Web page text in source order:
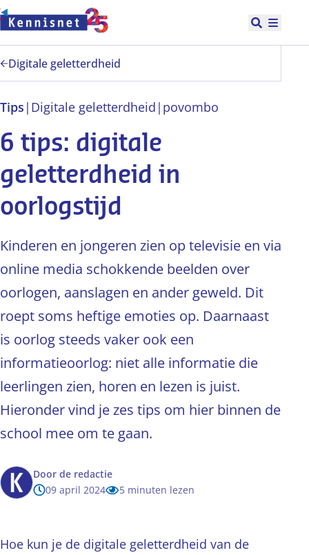
Doorgaan naar hoofdinhoud
Open
Digitale geletterdheid
Tips | Digitale geletterdheid | povombo
6 tips: digitale
geletterdheid in
oorlogstijd
Kinderen en jongeren zien op televisie en via
online media schokkende beelden over
oorlogen, aanslagen en ander geweld. Dit
roept soms heftige emoties op. Daarnaast
is oorlog steeds vaker ook een
informatieoorlog: niet alle informatie die
leerlingen zien, horen en lezen is juist.
Hieronder vind je zes tips om hier binnen de
school mee om te gaan.
Door de redactie
09 april 2024
5 minuten lezen
Hoe kun je de digitale geletterdheid van de